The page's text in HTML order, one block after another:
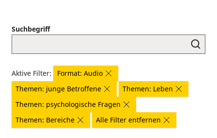
Suchbegriff
Aktive Filter:
Format: Audio
Themen: junge Betroffene
Themen: Leben
Themen: psychologische Fragen
Themen: Bereiche
Alle Filter entfernen